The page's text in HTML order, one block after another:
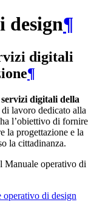
design¶
digitali
¶
digitali della
lavoro dedicato alla
l’obiettivo di fornire
la progettazione e la
la cittadinanza.
Manuale operativo di
operativo di design